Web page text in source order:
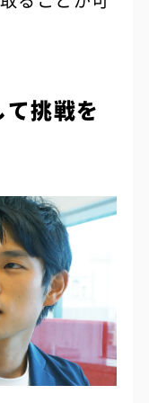
挑戦を